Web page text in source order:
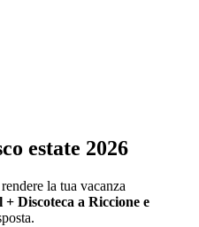
estate 2026
la tua vacanza
Discoteca a Riccione e